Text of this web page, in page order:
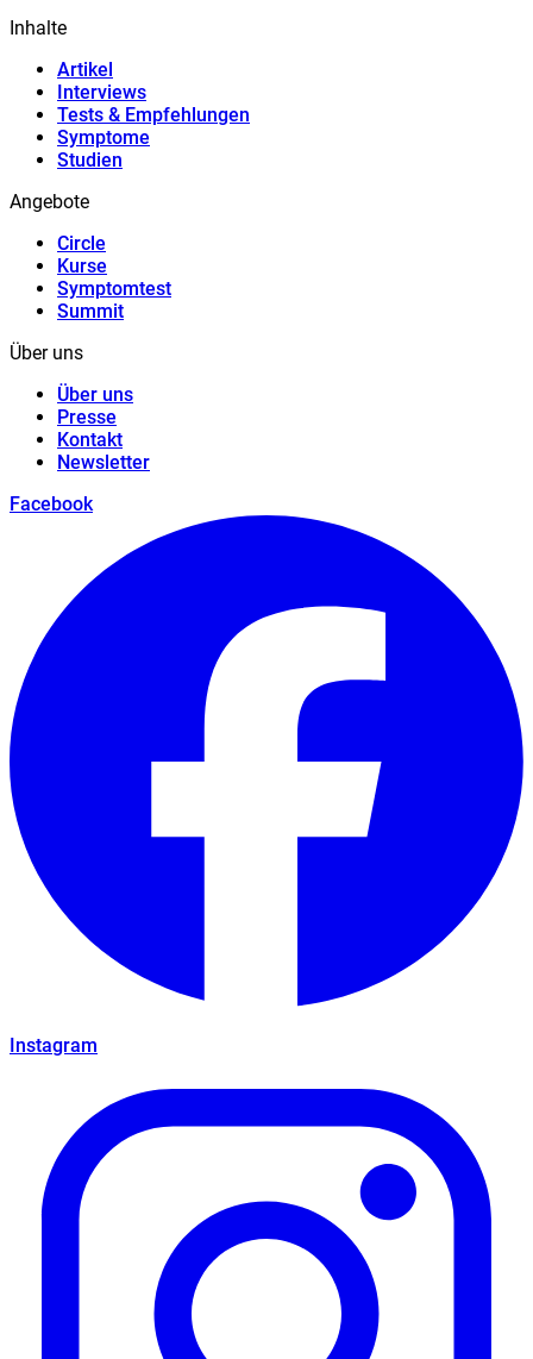
Inhalte
Artikel
Interviews
Tests & Empfehlungen
Symptome
Studien
Angebote
Circle
Kurse
Symptomtest
Summit
Über uns
Über uns
Presse
Kontakt
Newsletter
Facebook
Instagram